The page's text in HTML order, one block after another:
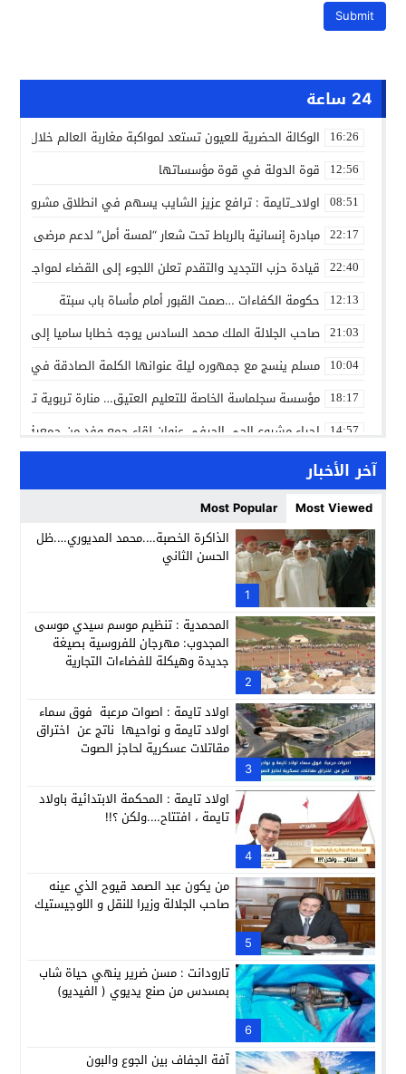
24 ساعة
16:26 الوكالة الحضرية للعيون تستعد لمواكبة مغاربة العالم خلال
12:56 قوة الدولة في قوة مؤسساتها
08:51 اولاد_تايمة : ترافع عزيز الشايب يسهم في انطلاق مشروع
22:17 مبادرة إنسانية بالرباط تحت شعار “لمسة أمل” لدعم مرضى
22:40 قيادة حزب التجديد والتقدم تعلن اللجوء إلى القضاء لمواجهة
12:13 حكومة الكفاءات …صمت القبور أمام مأساة باب سبتة
21:03 صاحب الجلالة الملك محمد السادس يوجه خطابا ساميا إلى
10:04 مسلم ينسج مع جمهوره ليلة عنوانها الكلمة الصادقة في
18:17 مؤسسة سجلماسة الخاصة للتعليم العتيق… منارة تربوية تجمع
14:57 إحياء مشروع الحي الحرفي عنوان لقاء جمع وفد من جمعية
14:24 بن كيران يهاجم “البام”: “حزب الفساد وقياداته انتهى
كمال محرر يقود استئنافية تارودانت: مسار قضائي راسخ ورؤية
11:05 حبشان وكيلاً عاماً بتارودانت: ترقية جديدة في الحركة القضائية
21:28 حزب الديمقراطيين الجدد يؤسس منظمتي شباب ونساء الصحراء
13:37 عطش أولاد تايمة وسياسة “الحبة والقبة”: هل أصبح الماء إنجازاً
آخر الأخبار
Most Viewed
Most Popular
1
الذاكرة الخصبة….محمد المديوري….ظل
الحسن الثاني
2
المحمدية : تنظيم موسم سيدي موسى
المجدوب: مهرجان للفروسية بصيغة
جديدة وهيكلة للفضاءات التجارية
3
اولاد تايمة : اصوات مرعبة فوق سماء
اولاد تايمة و نواحيها ناتج عن اختراق
مقاتلات عسكرية لحاجز الصوت
4
اولاد تايمة : المحكمة الابتدائية باولاد
تايمة ، افتتاح….ولكن ؟!!
5
من يكون عبد الصمد قيوح الذي عينه
صاحب الجلالة وزيرا للنقل و اللوجيستيك
6
تارودانت : مسن ضرير ينهي حياة شاب
بمسدس من صنع يديوي ( الفيديو)
آفة الجفاف بين الجوع والبون